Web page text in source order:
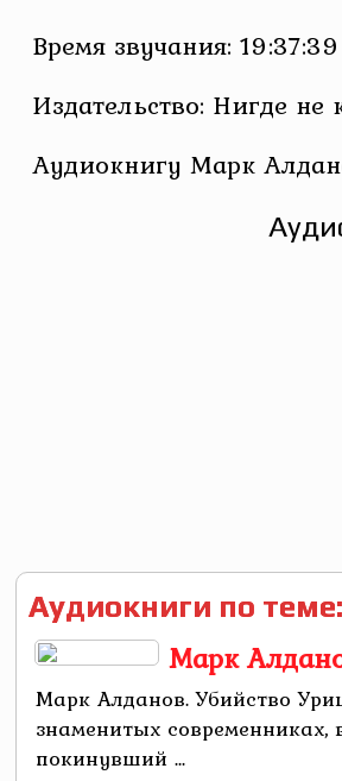
Время звучания: 19:37:39
Издательство: Нигде
Аудиокнигу Марк
Аудиокниги по теме:
Марк
Марк Алданов. Убийство
знаменитых
покинувший ...